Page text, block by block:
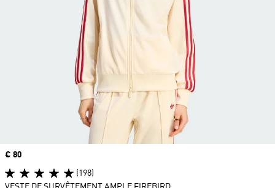
Prix
€ 80
(198)